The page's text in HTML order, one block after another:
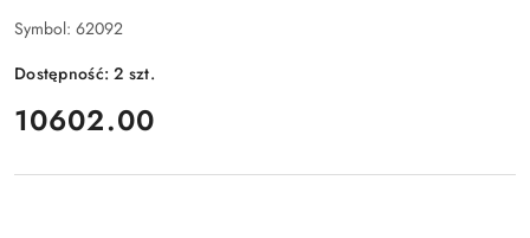
Symbol: 62092
Dostępność:2 szt.
cena:
10602.00